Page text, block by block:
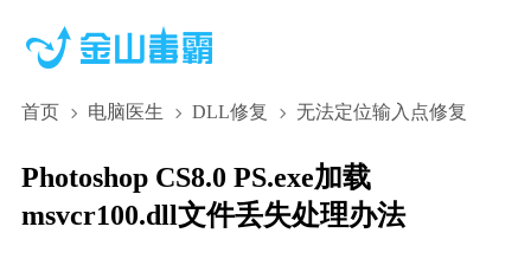
首页 电脑医生 DLL修复 无法定位输入点修复
Photoshop CS8.0 PS.exe加载
msvcr100.dll文件丢失处理办法